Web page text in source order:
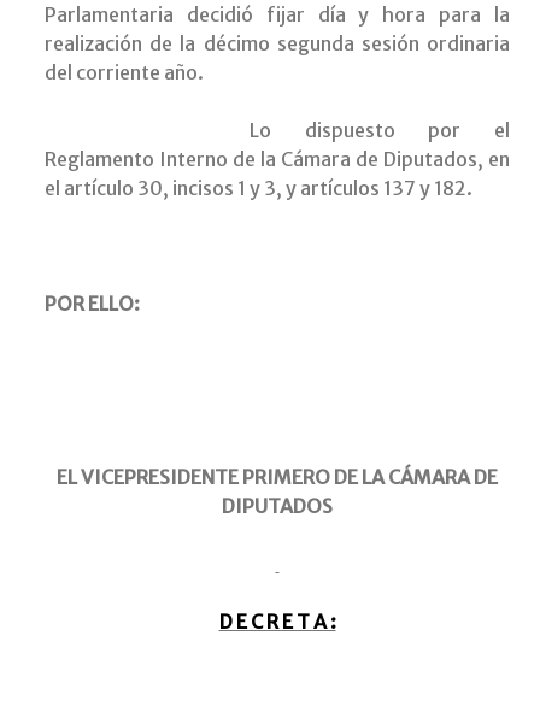
Parlamentaria decidió fijar día y hora para la
realización de la décimo segunda sesión ordinaria
del corriente año.
Lo dispuesto por el
Reglamento Interno de la Cámara de Diputados, en
el artículo 30, incisos 1 y 3, y artículos 137 y 182.
POR ELLO:
EL VICEPRESIDENTE PRIMERO DE LA CÁMARA DE
DIPUTADOS
D E C R E T A :